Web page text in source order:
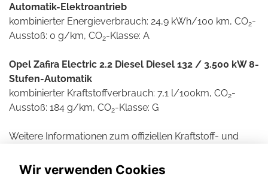
Automatik-Elektroantrieb
kombinierter Energieverbrauch: 24,9 kWh/100 km, CO2-
Ausstoß: 0 g/km, CO2-Klasse: A
Opel Zafira Electric 2.2 Diesel Diesel 132 / 3.500 kW 8-
Stufen-Automatik
kombinierter Kraftstoffverbrauch: 7,1 l/100km, CO2-
Ausstoß: 184 g/km, CO2-Klasse: G
Weitere Informationen zum offiziellen Kraftstoff- und
Emissionen neuer Personenkraftwagen können dem
Wir verwenden Cookies